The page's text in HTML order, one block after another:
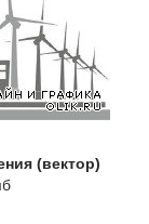
(вектор)